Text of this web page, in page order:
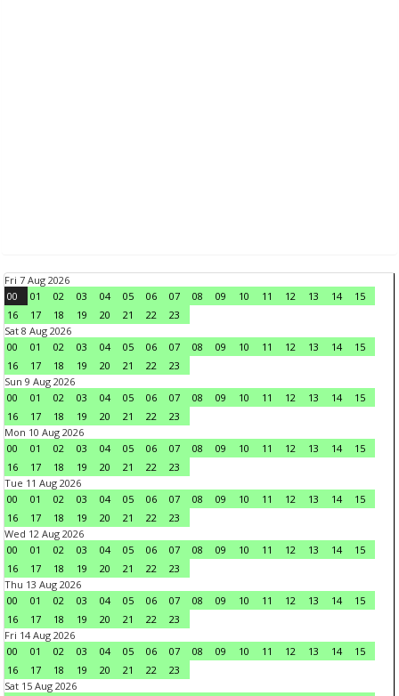
Fri 7 Aug 2026
00
01 02 03 04 05 06 07 08 09 10 11 12 13 14
15
16
17 18 19 20 21 22
23
Sat 8 Aug 2026
00
01 02 03 04 05 06 07 08 09 10 11 12 13 14
15
16
17 18 19 20 21 22
23
Sun 9 Aug 2026
00
01 02 03 04 05 06 07 08 09 10 11 12 13 14
15
16
17 18 19 20 21 22
23
Mon 10 Aug 2026
00
01 02 03 04 05 06 07 08 09 10 11 12 13 14
15
16
17 18 19 20 21 22
23
Tue 11 Aug 2026
00
01 02 03 04 05 06 07 08 09 10 11 12 13 14
15
16
17 18 19 20 21 22
23
Wed 12 Aug 2026
00
01 02 03 04 05 06 07 08 09 10 11 12 13 14
15
16
17 18 19 20 21 22
23
Thu 13 Aug 2026
00
01 02 03 04 05 06 07 08 09 10 11 12 13 14
15
16
17 18 19 20 21 22
23
Fri 14 Aug 2026
00
01 02 03 04 05 06 07 08 09 10 11 12 13 14
15
16
17 18 19 20 21 22
23
Sat 15 Aug 2026